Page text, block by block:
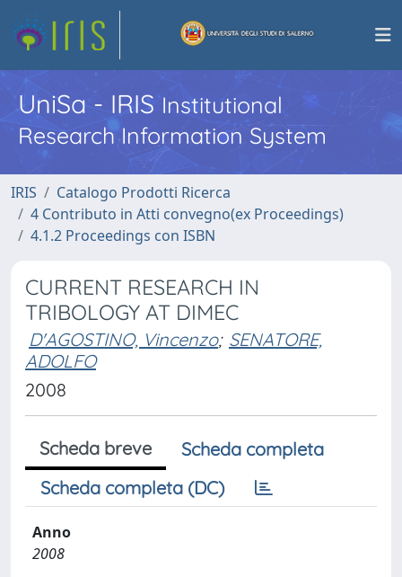
UniSa - IRISInstitutional
Research Information System
IRIS
Catalogo Prodotti Ricerca
4 Contributo in Atti convegno(ex Proceedings)
4.1.2 Proceedings con ISBN
CURRENT RESEARCH IN
TRIBOLOGY AT DIMEC
D'AGOSTINO, Vincenzo; SENATORE,
ADOLFO
2008
Scheda breve
Scheda completa
Scheda completa (DC)
Anno
2008